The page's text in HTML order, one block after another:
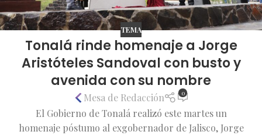
TEMA
Tonalá rinde homenaje a Jorge
Aristóteles Sandoval con busto y
avenida con su nombre
Mesa de Redacción 0
El Gobierno de Tonalá realizó este martes un
homenaje póstumo al exgobernador de Jalisco, Jorge